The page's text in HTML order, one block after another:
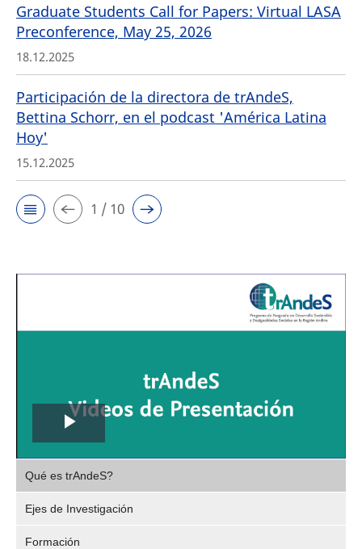
Graduate Students Call for Papers: Virtual LASA
Preconference, May 25, 2026
18.12.2025
Participación de la directora de trAndeS,
Bettina Schorr, en el podcast 'América Latina
Hoy'
15.12.2025
1 / 10
Play
Video
Qué es trAndeS?
Ejes de Investigación
Formación